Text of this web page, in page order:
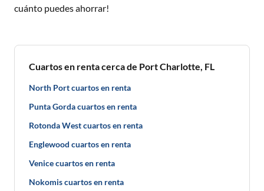
cuánto puedes ahorrar!
Cuartos en renta cerca de Port Charlotte, FL
North Port cuartos en renta
Punta Gorda cuartos en renta
Rotonda West cuartos en renta
Englewood cuartos en renta
Venice cuartos en renta
Nokomis cuartos en renta